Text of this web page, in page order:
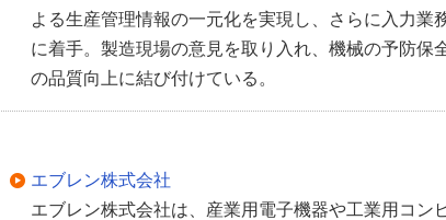
よる生産管理情報の一元化を実現し、さらに入力業
に着手。製造現場の意見を取り入れ、機械の予防保
の品質向上に結び付けている。
エブレン株式会社
エブレン株式会社は、産業用電子機器や工業用コン